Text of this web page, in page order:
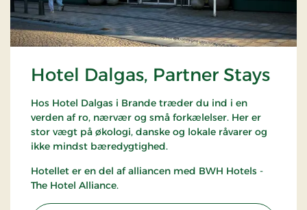
Hotel Dalgas, Partner Stays
Hos Hotel Dalgas i Brande træder du ind i en
verden af ro, nærvær og små forkælelser. Her er
stor vægt på økologi, danske og lokale råvarer og
ikke mindst bæredygtighed.
Hotellet er en del af alliancen med BWH Hotels -
The Hotel Alliance.